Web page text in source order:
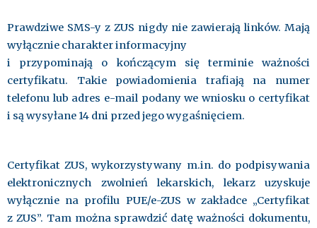
Prawdziwe SMS-y z ZUS nigdy nie zawierają linków. Mają
wyłącznie charakter informacyjny
i przypominają o kończącym się terminie ważności
certyfikatu. Takie powiadomienia trafiają na numer
telefonu lub adres e-mail podany we wniosku o certyfikat
i są wysyłane 14 dni przed jego wygaśnięciem.
Certyfikat ZUS, wykorzystywany m.in. do podpisywania
elektronicznych zwolnień lekarskich, lekarz uzyskuje
wyłącznie na profilu PUE/e-ZUS w zakładce „Certyfikat
z ZUS”. Tam można sprawdzić datę ważności dokumentu,